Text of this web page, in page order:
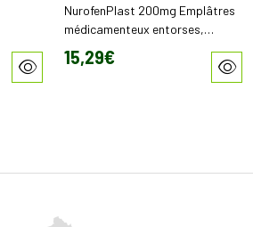
NurofenPlast 200mg Emplâtres
médicamenteux entorses,
contusions et foulures (x4)
15,29€